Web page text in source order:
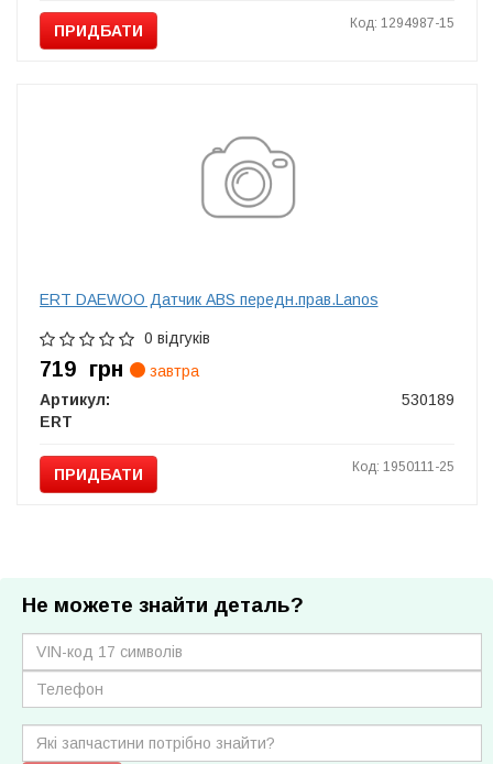
ПРИДБАТИ Код: 1294987-15
ERT DAEWOO Датчик ABS передн.прав.Lanos
0 відгуків
719 грн
завтра
Артикул:
530189
ERT
ПРИДБАТИ Код: 1950111-25
Не можете знайти деталь?